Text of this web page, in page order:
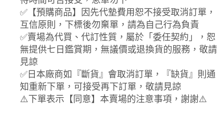
✅【預購商品】因先代墊費用恕不接受取消訂單，
互信原則，下標後勿棄單，請為自己行為負責
✅賣場為代買、代訂性質，屬於「委任契約」，恕
無提供七日鑑賞期，無議價或退換貨的服務，敬請
見諒
✅日本廠商如『斷貨』會取消訂單，『缺貨』則通
知重新下單，可接受再下訂單，敬請見諒
⚠️下單表示【同意】本賣場的注意事項，謝謝⚠️